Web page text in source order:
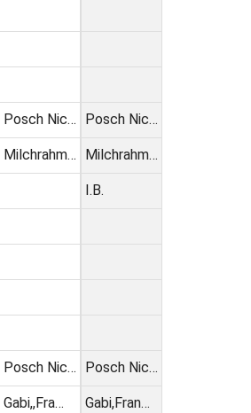
Posch Nic…
Milchrahm…
Posch Nic…
Gabi,,Fra…
Posch Nic…
Milchrahm…
I.B.
Posch Nic…
Gabi,Fran…